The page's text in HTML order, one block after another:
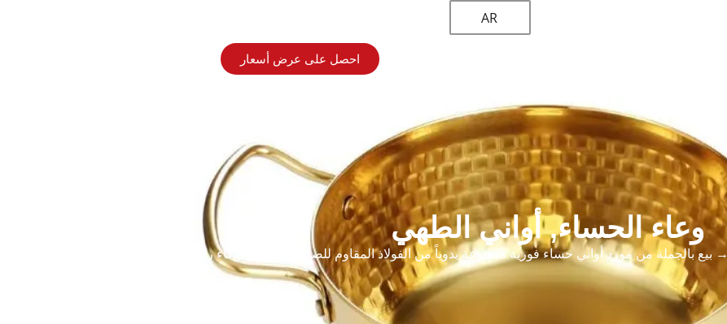
AR
احصل على عرض أسعار
وعاء الحساء,أواني الطهي
→ بيع بالجملة من مورد أواني حساء فورية مصنوعة يدوياً من الفولاذ المقاوم للصدأ على شكل وعاء رامين كوري